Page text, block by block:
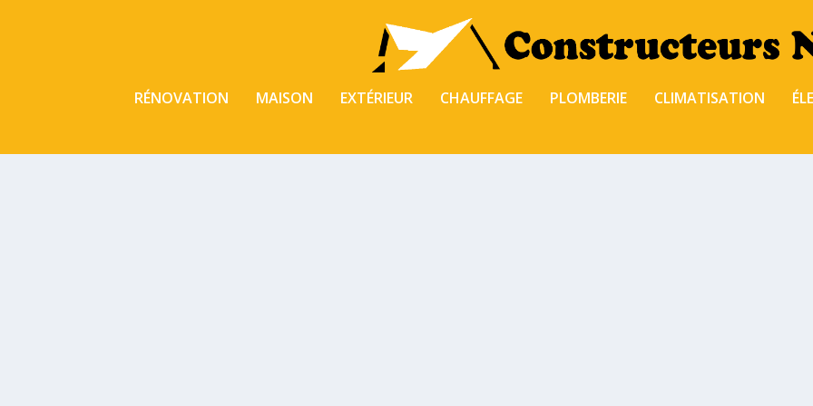
RÉNOVATION MAISON EXTÉRIEUR CHAUFFAGE PLOMBERIE CLIMATISATION